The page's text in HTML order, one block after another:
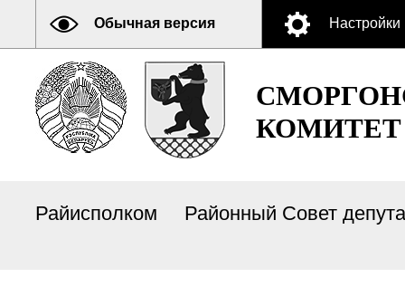
Обычная версия Настройки
КОМИТЕТ
Райисполком Районный Совет